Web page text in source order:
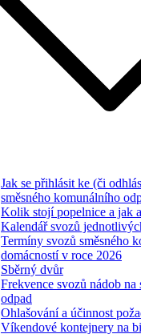
Jak se přihlásit ke (či
směsného komunálního
Kolik stojí popelnice a jak
Kalendář svozů
Termíny svozů směsného
domácností v roce 2026
Sběrný dvůr
Frekvence svozů nádob
odpad
Ohlašování a účinnost
Víkendové kontejnery na